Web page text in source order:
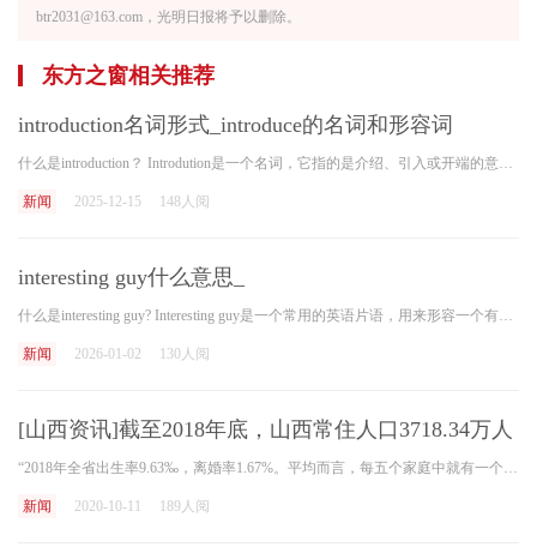
btr2031@163.com，光明日报将予以删除。
东方之窗相关推荐
introduction名词形式_introduce的名词和形容词
什么是introduction？ Introdution是一个名词，它指的是介绍、引入或开端的意思。在各种场合中，introduction用于引入某个人、某个概念或某个事物。 introduction的形容词形式 介绍的形容词形
新闻 2025-12-15 148人阅
interesting guy什么意思_
什么是interesting guy? Interesting guy是一个常用的英语片语，用来形容一个有趣、引人注目的人。这个词通常用于形容那些具有独特魅力和吸引力的个体。但是，它也可以被用来描述那些有
新闻 2026-01-02 130人阅
[山西资讯]截至2018年底，山西常住人口3718.34万人
“2018年全省出生率9.63‰，离婚率1.67%。平均而言，每五个家庭中就有一个家庭过着老年生活……”8月7日，省统计局发布了《2018年山西省人口发展现状分析》。根据人口变动调查结果，
新闻 2020-10-11 189人阅